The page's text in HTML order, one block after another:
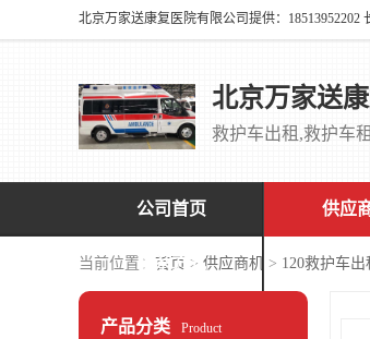
北京万家送
公司首页 供应
联系方式
当前位置： 首页 > 供应商机 > 120救护车出
产品分类 Product